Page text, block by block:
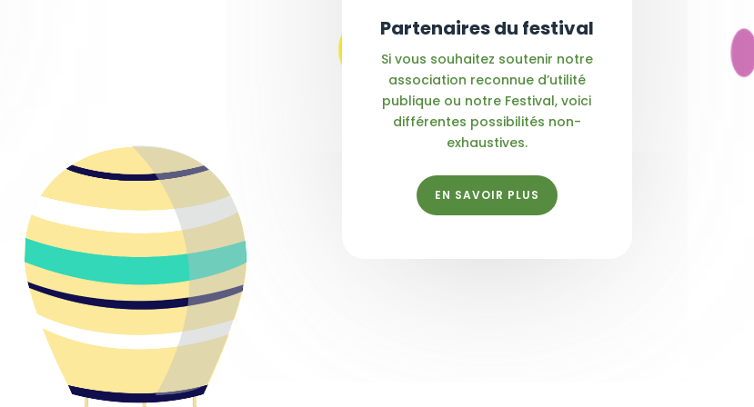
Partenaires du festival
Si vous souhaitez soutenir notre
association reconnue d’utilité
publique ou notre Festival, voici
différentes possibilités non-
exhaustives.
EN SAVOIR PLUS